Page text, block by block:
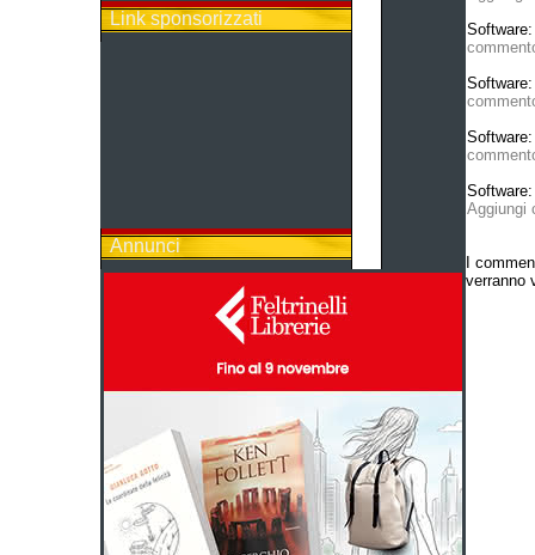
Link sponsorizzati
Annunci
Aggiungi
I
verranno